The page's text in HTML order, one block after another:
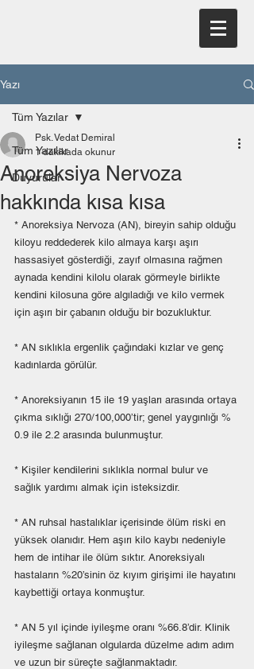
Yazı
Tüm Yazılar
Duyurular
Tüm Yazılar
Anoreksiya Nervoza
hakkında kısa kısa
Psk. Vedat Demiral
1 dakikada okunur
* Anoreksiya Nervoza (AN), bireyin sahip olduğu
kiloyu reddederek kilo almaya karşı aşırı
hassasiyet gösterdiği, zayıf olmasına rağmen
aynada kendini kilolu olarak görmeyle birlikte
kendini kilosuna göre algıladığı ve kilo vermek
için aşırı bir çabanın olduğu bir bozukluktur.
* AN sıklıkla ergenlik çağındaki kızlar ve genç
kadınlarda görülür.
* Anoreksiyanın 15 ile 19 yaşları arasında ortaya
çıkma sıklığı 270/100,000’tir; genel yaygınlığı %
0.9 ile 2.2 arasında bulunmuştur.
* Kişiler kendilerini sıklıkla normal bulur ve
sağlık yardımı almak için isteksizdir.
* AN ruhsal hastalıklar içerisinde ölüm riski en
yüksek olanıdır. Hem aşırı kilo kaybı nedeniyle
hem de intihar ile ölüm sıktır. Anoreksiyalı
hastaların %20’sinin öz kıyım girişimi ile hayatını
kaybettiği ortaya konmuştur.
* AN 5 yıl içinde iyileşme oranı %66.8’dir. Klinik
iyileşme sağlanan olgularda düzelme adım adım
ve uzun bir süreçte sağlanmaktadır.